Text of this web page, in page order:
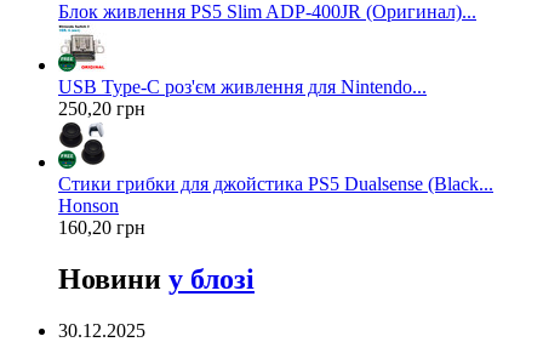
Блок живлення PS5 Slim ADP-400JR (Оригинал)...
USB Type-C роз'єм живлення для Nintendo...
250,20 грн
Стики грибки для джойстика PS5 Dualsense (Black...
Honson
160,20 грн
Новини у блозі
30.12.2025